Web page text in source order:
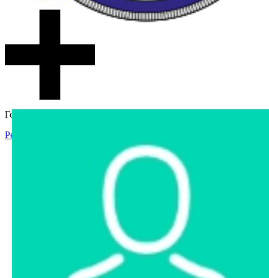
Гостевой доступ
Регистрация
Интернет-магазин
Интернет-витрина
Арестованное имущество
Реестр несостоявшихся торгов
Реестр переоценок